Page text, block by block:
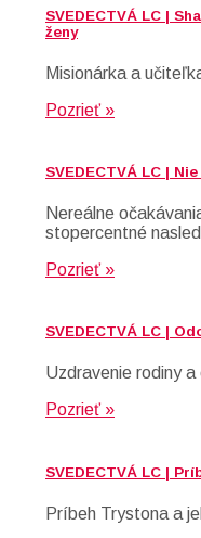
SVEDECTVÁ LC |
ženy
Misionárka a
Pozrieť »
SVEDECTVÁ LC |
Nereálne
stopercentné
Pozrieť »
SVEDECTVÁ LC |
Uzdravenie rodiny
Pozrieť »
SVEDECTVÁ LC |
Príbeh Trystona a